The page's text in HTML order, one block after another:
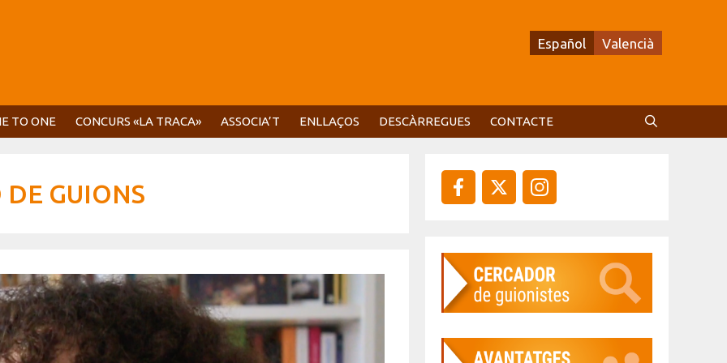
Español Valencià
TO ONE CONCURS «LA TRACA» ASSOCIA’T ENLLAÇOS DESCÀRREGUES CONTACTE
GUIONS